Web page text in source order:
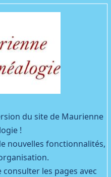
du site de Maurienne
!
nouvelles fonctionnalités,
les pages avec